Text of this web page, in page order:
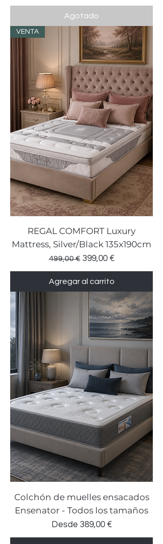
Agotado
VENTA
REGAL COMFORT Luxury
Mattress, Silver/Black 135x190cm
Precio
499,00 € Precio de oferta
399,00 €
Agregar al carrito
Colchón de muelles ensacados
Ensenator - Todos los tamaños
Desde 389,00 €
Precio de oferta